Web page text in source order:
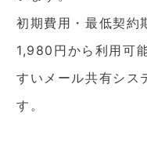
初期費用・最低契約
1,980円から利用可
すいメール共有シス
す。